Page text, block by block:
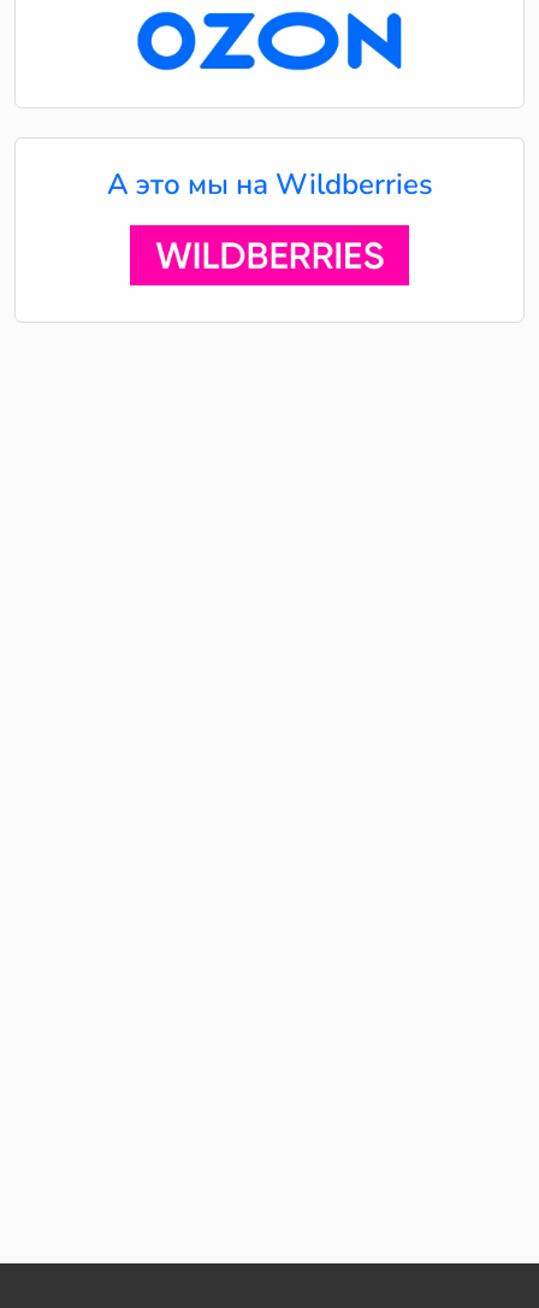
А это мы на Wildberries